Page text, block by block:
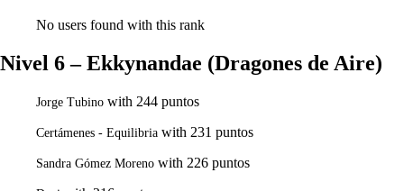
No users found with this rank
Nivel 6 – Ekkynandae (Dragones de Aire)
Jorge Tubino with 244 puntos
Certámenes - Equilibria with 231 puntos
Sandra Gómez Moreno with 226 puntos